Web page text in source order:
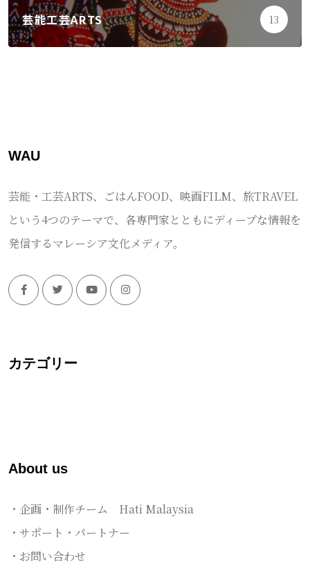
芸能工芸ARTS 13
WAU
芸能・工芸ARTS、ごはんFOOD、映画FILM、旅TRAVEL
という4つのテーマで、各専門家とともにディープな情報を
発信するマレーシア文化メディア。
カテゴリー
About us
・企画・制作チーム Hati Malaysia
・サポート・パートナー
・お問い合わせ